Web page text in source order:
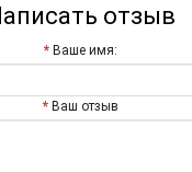
отзыв
Ваше имя:
Ваш отзыв